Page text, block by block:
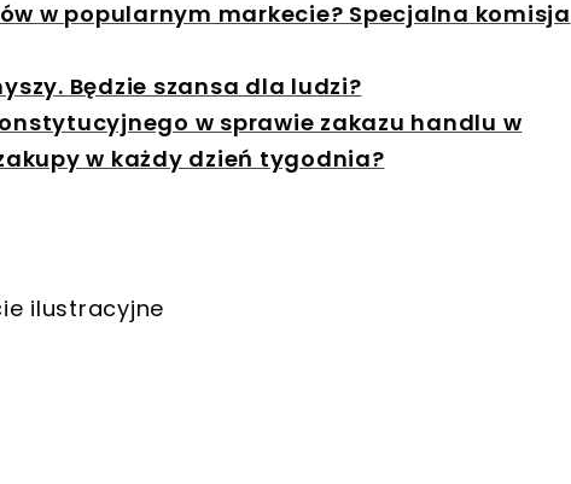
w popularnym markecie? Specjalna komisja
Będzie szansa dla ludzi?
w sprawie zakazu handlu w
w każdy dzień tygodnia?
ilustracyjne